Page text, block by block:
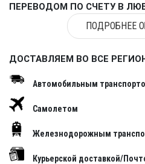
ПЕРЕВОДОМ ПО СЧЕТУ В
ПОДРОБНЕЕ
ДОСТАВЛЯЕМ ВО ВСЕ
Автомобильным
Самолетом
Железнодорожным
Курьерской доставкой/